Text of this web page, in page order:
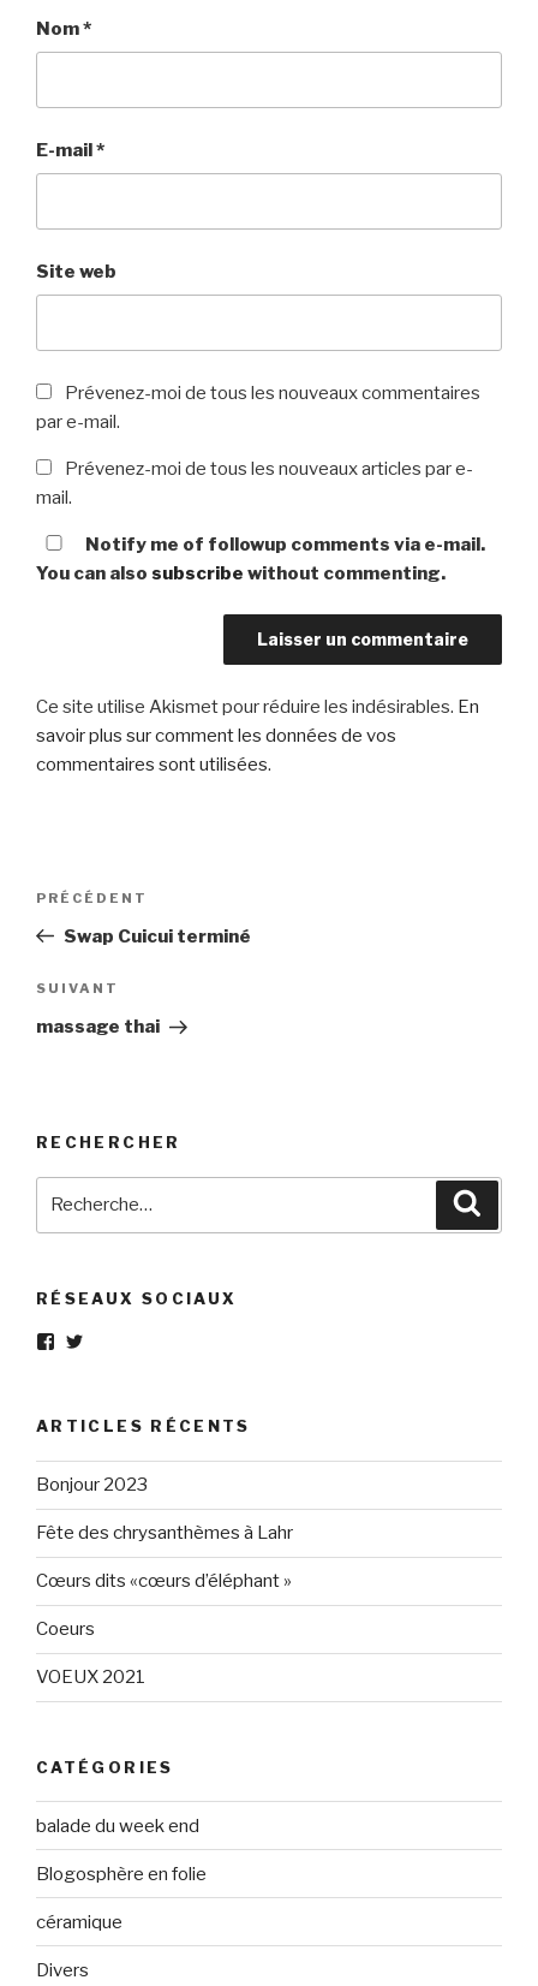
Nom*
E-mail*
Site web
Prévenez-moi de tous les nouveaux commentaires
par e-mail.
Prévenez-moi de tous les nouveaux articles par e-
mail.
Notify me of followup comments via e-mail.
You can also subscribe without commenting.
Ce site utilise Akismet pour réduire les indésirables. En
savoir plus sur comment les données de vos
commentaires sont utilisées.
Navigation
l’article
Article
précédent
PRÉCÉDENT
Swap Cuicui terminé
Article
suivant
SUIVANT
massage thai
RECHERCHER
RÉSEAUX SOCIAUX
Voir
Eléphant-
Gris-
sur
Facebook
Voir
elephantgris
sur
ARTICLES RÉCENTS
Bonjour 2023
Fête des chrysanthèmes à Lahr
Cœurs dits «cœurs d’éléphant »
Coeurs
VOEUX 2021
CATÉGORIES
balade du week end
Blogosphère en folie
céramique
Divers